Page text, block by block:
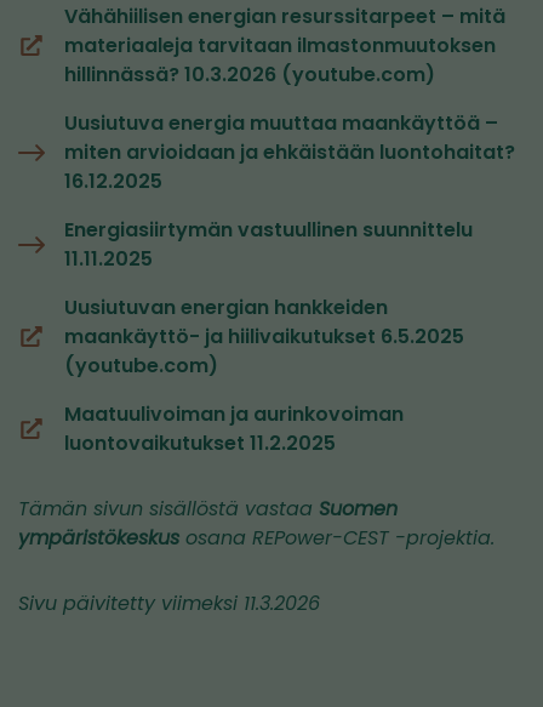
Vähähiilisen energian resurssitarpeet – mitä
materiaaleja tarvitaan ilmastonmuutoksen
hillinnässä? 10.3.2026 (youtube.com)
(siirryt
toiseen
palveluun)
Uusiutuva energia muuttaa maankäyttöä –
miten arvioidaan ja ehkäistään luontohaitat?
16.12.2025
Energiasiirtymän vastuullinen suunnittelu
11.11.2025
Uusiutuvan energian hankkeiden
maankäyttö- ja hiilivaikutukset 6.5.2025
(youtube.com)
(siirryt
toiseen
palveluun)
Maatuulivoiman ja aurinkovoiman
luontovaikutukset 11.2.2025
(siirryt
palveluun)
Tämän sivun sisällöstä vastaa Suomen
ympäristökeskus osana REPower-CEST -projektia.
Sivu päivitetty viimeksi 11.3.2026